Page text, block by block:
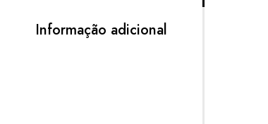
Informação adicional